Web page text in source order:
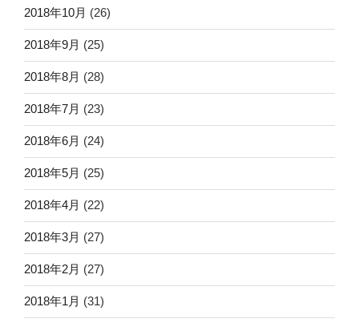
2018年10月 (26)
2018年9月 (25)
2018年8月 (28)
2018年7月 (23)
2018年6月 (24)
2018年5月 (25)
2018年4月 (22)
2018年3月 (27)
2018年2月 (27)
2018年1月 (31)